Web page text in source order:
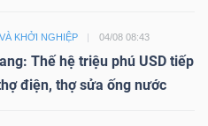
KHỞI NGHIỆP 04/08 08:43
Thế hệ triệu phú USD tiếp
điện, thợ sửa ống nước